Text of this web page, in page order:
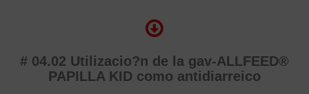
# 04.02 Utilizacio?n de la gav-ALLFEED®
PAPILLA KID como antidiarreico